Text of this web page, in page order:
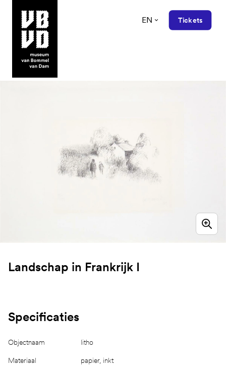
museum van Bommel van Dam
EN Tickets
Landschap in Frankrijk I
Specificaties
Objectnaam litho
Materiaal papier, inkt